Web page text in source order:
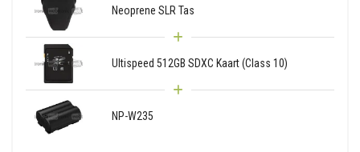
Neoprene SLR Tas
Ultispeed 512GB SDXC Kaart (Class 10)
NP-W235